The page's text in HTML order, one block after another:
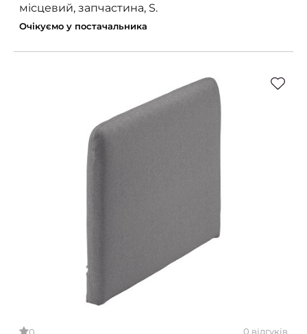
місцевий, запчастина, S.
Очікуємо у постачальника
0 відгуків